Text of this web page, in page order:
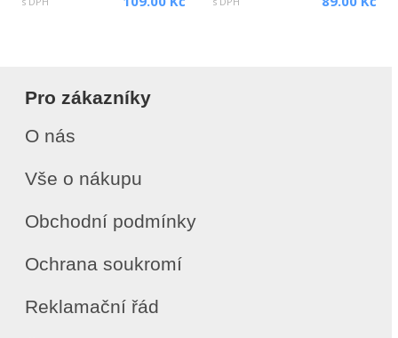
Pro zákazníky
O nás
Vše o nákupu
Obchodní podmínky
Ochrana soukromí
Reklamační řád